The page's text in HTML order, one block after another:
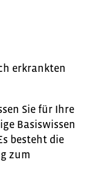
erkrankten
Sie für Ihre
Basiswissen
besteht die
zum